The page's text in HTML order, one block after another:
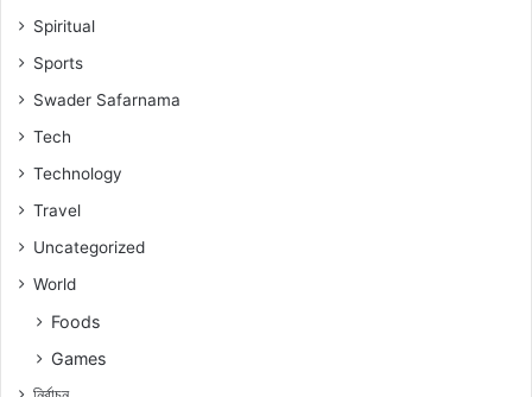
Spiritual
Sports
Swader Safarnama
Tech
Technology
Travel
Uncategorized
World
Foods
Games